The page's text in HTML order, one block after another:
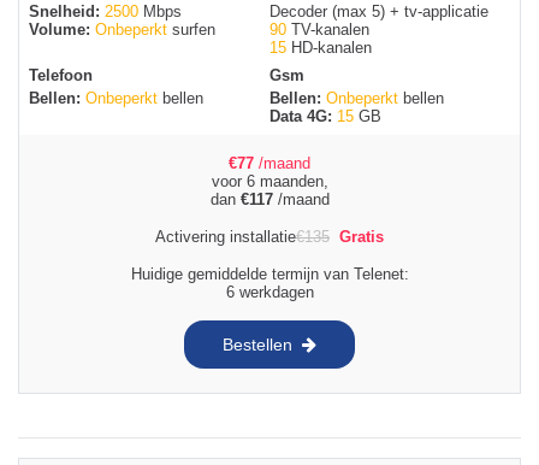
Snelheid: 2500 Mbps
Volume: Onbeperkt surfen
Decoder (max 5) + tv-applicatie
90 TV-kanalen
15 HD-kanalen
Telefoon
Bellen: Onbeperkt bellen
Gsm
Bellen: Onbeperkt bellen
Data 4G: 15 GB
€77 /maand
voor 6 maanden,
dan €117/maand
Activering installatie€135 Gratis
Huidige gemiddelde termijn van Telenet:
6 werkdagen
Bestellen